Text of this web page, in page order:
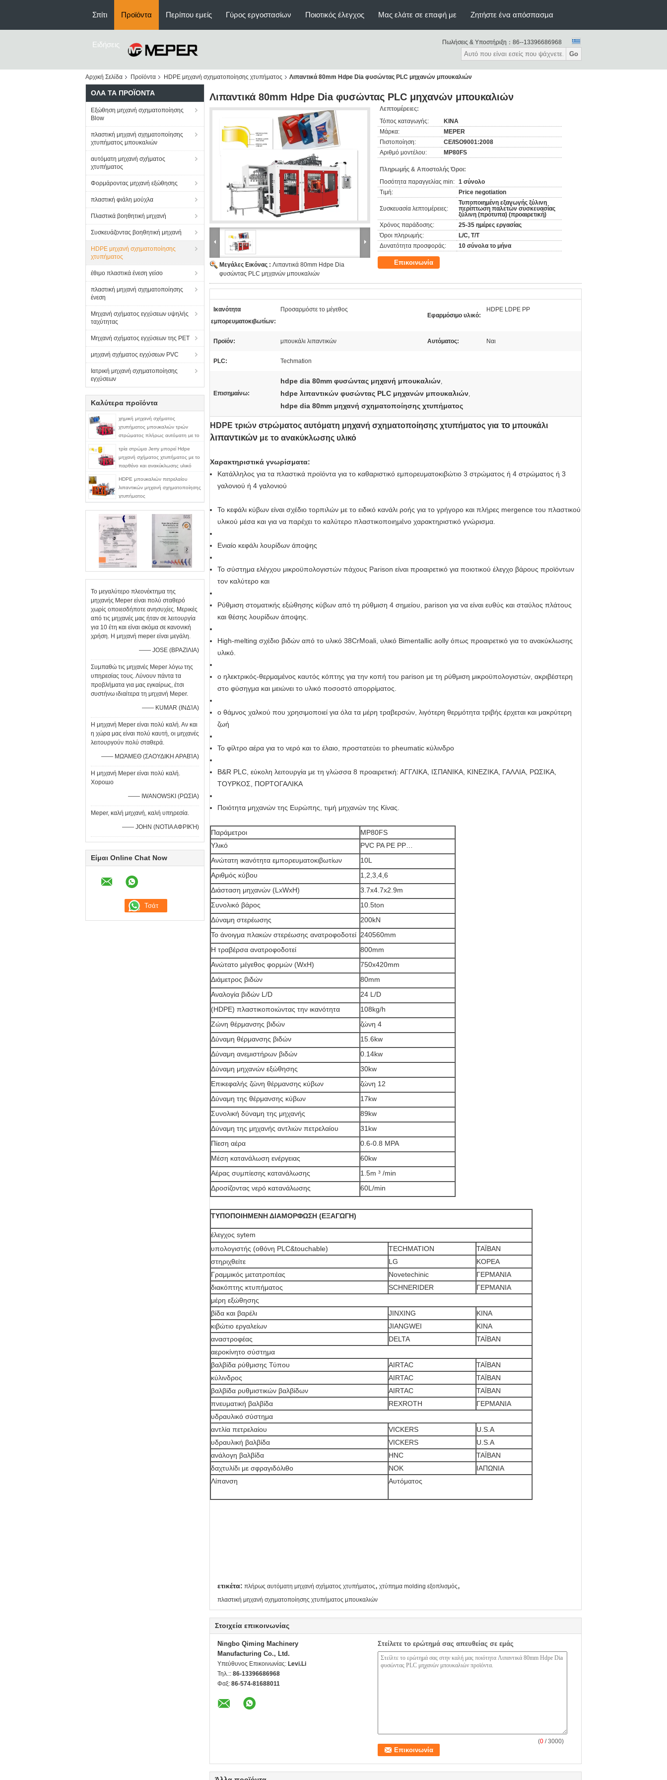
Σπίτι Προϊόντα Περίπου εμείς Γύρος εργοστασίων Ποιοτικός έλεγχος Μας ελάτε σε επαφή με Ζητήστε ένα απόσπασμα
Ειδήσεις Πωλήσεις & Υποστήριξη： 86--13396686968
Go
Αρχική Σελίδα Προϊόντα HDPE μηχανή σχηματοποίησης χτυπήματος Λιπαντικά 80mm Hdpe Dia φυσώντας PLC μηχανών μπουκαλιών
ΌΛΑ ΤΑ ΠΡΟΪΌΝΤΑ
Εξώθηση μηχανή σχηματοποίησης
Blow
πλαστική μηχανή σχηματοποίησης
χτυπήματος μπουκαλιών
αυτόματη μηχανή σχήματος
χτυπήματος
Φορμάροντας μηχανή εξώθησης
πλαστική φιάλη μούχλα
Πλαστικά βοηθητική μηχανή
Συσκευάζοντας βοηθητική μηχανή
HDPE μηχανή σχηματοποίησης
χτυπήματος
έθιμο πλαστικά ένεση γείσο
πλαστική μηχανή σχηματοποίησης
ένεση
Μηχανή σχήματος εγχύσεων υψηλής
ταχύτητας
Μηχανή σχήματος εγχύσεων της PET
μηχανή σχήματος εγχύσεων PVC
Ιατρική μηχανή σχηματοποίησης
εγχύσεων
Καλύτερα προϊόντα
χημική μηχανή σχήματος
χτυπήματος μπουκαλιών τριών
στρώματος πλήρως αυτόματη με το
τρία στρώμα Jerry μπορεί Hdpe
μηχανή σχήματος χτυπήματος με το
παρθένο και ανακύκλωσης υλικό
HDPE μπουκαλιών πετρελαίου
λιπαντικών μηχανή σχηματοποίησης
χτυπήματος
Το μεγαλύτερο πλεονέκτημα της
μηχανής Meper είναι πολύ σταθερό
χωρίς οποιεσδήποτε ανησυχίες. Μερικές
από τις μηχανές μας ήταν σε λειτουργία
για 10 έτη και είναι ακόμα σε κανονική
χρήση. Η μηχανή meper είναι μεγάλη.
—— JOSE (ΒΡΑΖΙΛΙΑ)
Συμπαθώ τις μηχανές Meper λόγω της
υπηρεσίας τους. Λύνουν πάντα τα
προβλήματα για μας εγκαίρως, έτσι
συστήνω ιδιαίτερα τη μηχανή Meper.
—— KUMAR (ΙΝΔΊΑ)
Η μηχανή Meper είναι πολύ καλή. Αν και
η χώρα μας είναι πολύ καυτή, οι μηχανές
λειτουργούν πολύ σταθερά.
—— ΜΩΆΜΕΘ (ΣΑΟΥΔΙΚΗ ΑΡΑΒΊΑ)
Η μηχανή Meper είναι πολύ καλή.
Хорошо
—— IWANOWSKI (ΡΩΣΙΑ)
Meper, καλή μηχανή, καλή υπηρεσία.
—— JOHN (ΝΟΤΙΑ ΑΦΡΙΚΉ)
Είμαι Online Chat Now
Λιπαντικά 80mm Hdpe Dia φυσώντας PLC μηχανών μπουκαλιών
Μεγάλες Εικόνας : Λιπαντικά 80mm Hdpe Dia
φυσώντας PLC μηχανών μπουκαλιών
Λεπτομέρειες:
Τόπος καταγωγής:
ΚΙΝΑ
Μάρκα:
MEPER
Πιστοποίηση:
CE/ISO9001:2008
Αριθμό μοντέλου:
MP80FS
Πληρωμής & Αποστολής Όροι:
Ποσότητα παραγγελίας min: 1 σύνολο
Τιμή:
Price negotiation
Συσκευασία λεπτομέρειες:
Τυποποιημένη εξαγωγής ξύλινη
περίπτωση παλετών συσκευασίας
ξύλινη (πρότυπα) (προαιρετική)
Χρόνος παράδοσης:
25-35 ημέρες εργασίας
Όροι πληρωμής:
L/C, T/T
Δυνατότητα προσφοράς:
10 σύνολα το μήνα
Επικοινωνία
Ικανότητα
εμπορευματοκιβωτίων:
Προσαρμόστε το μέγεθος
Εφαρμόσιμο υλικό:
HDPE LDPE PP
Προϊόν: μπουκάλι λιπαντικών Αυτόματος: Ναι
PLC: Techmation
Επισημαίνω:
hdpe dia 80mm φυσώντας μηχανή μπουκαλιών,
hdpe λιπαντικών φυσώντας PLC μηχανών μπουκαλιών,
hdpe dia 80mm μηχανή σχηματοποίησης χτυπήματος
HDPE τριών στρώματος αυτόματη μηχανή σχηματοποίησης χτυπήματος για το μπουκάλι
λιπαντικών με το ανακύκλωσης υλικό
Χαρακτηριστικά γνωρίσματα:
Κατάλληλος για τα πλαστικά προϊόντα για το καθαριστικό εμπορευματοκιβώτιο 3 στρώματος ή 4 στρώματος ή 3
γαλονιού ή 4 γαλονιού
Το κεφάλι κύβων είναι σχέδιο τορπιλών με το ειδικό κανάλι ροής για το γρήγορο και πλήρες mergence του πλαστικού
υλικού μέσα και για να παρέχει το καλύτερο πλαστικοποιημένο χαρακτηριστικό γνώρισμα.
Ενιαίο κεφάλι λουρίδων άποψης
Το σύστημα ελέγχου μικροϋπολογιστών πάχους Parison είναι προαιρετικό για ποιοτικού έλεγχο βάρους προϊόντων
τον καλύτερο και
Ρύθμιση στοματικής εξώθησης κύβων από τη ρύθμιση 4 σημείου, parison για να είναι ευθύς και σταύλος πλάτους
και θέσης λουρίδων άποψης.
High-melting σχέδιο βιδών από το υλικό 38CrMoali, υλικό Bimentallic aolly όπως προαιρετικό για το ανακύκλωσης
υλικό.
ο ηλεκτρικός-θερμαμένος καυτός κόπτης για την κοπή του parison με τη ρύθμιση μικροϋπολογιστών, ακριβέστερη
στο φύσηγμα και μειώνει το υλικό ποσοστό απορρίματος.
ο θάμνος χαλκού που χρησιμοποιεί για όλα τα μέρη τραβερσών, λιγότερη θερμότητα τριβής έρχεται και μακρύτερη
ζωή
Το φίλτρο αέρα για το νερό και το έλαιο, προστατεύει το pheumatic κύλινδρο
B&R PLC, εύκολη λειτουργία με τη γλώσσα 8 προαιρετική: ΑΓΓΛΙΚΑ, ΙΣΠΑΝΙΚΑ, ΚΙΝΕΖΙΚΑ, ΓΑΛΛΙΑ, ΡΩΣΙΚΑ,
ΤΟΥΡΚΟΣ, ΠΟΡΤΟΓΑΛΙΚΑ
Ποιότητα μηχανών της Ευρώπης, τιμή μηχανών της Κίνας.
Παράμετροι
MP80FS
Υλικό
PVC PA PE PP…
Ανώτατη ικανότητα εμπορευματοκιβωτίων
10L
Αριθμός κύβου
1,2,3,4,6
Διάσταση μηχανών (LxWxH)
3.7x4.7x2.9m
Συνολικό βάρος
10.5ton
Δύναμη στερέωσης
200kN
Το άνοιγμα πλακών στερέωσης ανατροφοδοτεί 240560mm
Η τραβέρσα ανατροφοδοτεί
800mm
Ανώτατο μέγεθος φορμών (WxH)
750x420mm
Διάμετρος βιδών
80mm
Αναλογία βιδών L/D
24 L/D
(HDPE) πλαστικοποιώντας την ικανότητα
108kg/h
Ζώνη θέρμανσης βιδών
ζώνη 4
Δύναμη θέρμανσης βιδών
15.6kw
Δύναμη ανεμιστήρων βιδών
0.14kw
Δύναμη μηχανών εξώθησης
30kw
Επικεφαλής ζώνη θέρμανσης κύβων
ζώνη 12
Δύναμη της θέρμανσης κύβων
17kw
Συνολική δύναμη της μηχανής
89kw
Δύναμη της μηχανής αντλιών πετρελαίου
31kw
Πίεση αέρα
0.6-0.8 MPA
Μέση κατανάλωση ενέργειας
60kw
Αέρας συμπίεσης κατανάλωσης
1.5m ³ /min
Δροσίζοντας νερό κατανάλωσης
60L/min
ΤΥΠΟΠΟΙΗΜΕΝΗ ΔΙΑΜΟΡΦΩΣΗ (ΕΞΑΓΩΓΗ)
έλεγχος sytem
υπολογιστής (οθόνη PLC&touchable)
TECHMATION
ΤΑΪΒΑΝ
στηριχθείτε
LG
ΚΟΡΕΑ
Γραμμικός μετατροπέας
Novetechinic
ΓΕΡΜΑΝΙΑ
διακόπτης κτυπήματος
SCHNERIDER
ΓΕΡΜΑΝΙΑ
μέρη εξώθησης
βίδα και βαρέλι
JINXING
ΚΙΝΑ
κιβώτιο εργαλείων
JIANGWEI
ΚΙΝΑ
αναστροφέας
DELTA
ΤΑΪΒΑΝ
αεροκίνητο σύστημα
βαλβίδα ρύθμισης Τύπου
AIRTAC
ΤΑΪΒΑΝ
κύλινδρος
AIRTAC
ΤΑΪΒΑΝ
βαλβίδα ρυθμιστικών βαλβίδων
AIRTAC
ΤΑΪΒΑΝ
πνευματική βαλβίδα
REXROTH
ΓΕΡΜΑΝΙΑ
υδραυλικό σύστημα
αντλία πετρελαίου
VICKERS
U.S.A
υδραυλική βαλβίδα
VICKERS
U.S.A
ανάλογη βαλβίδα
HNC
ΤΑΪΒΑΝ
δαχτυλίδι με σφραγιδόλιθο
NOK
ΙΑΠΩΝΙΑ
Λίπανση
Αυτόματος
ετικέτα: πλήρως αυτόματη μηχανή σχήματος χτυπήματος, χτύπημα molding εξοπλισμός,
πλαστική μηχανή σχηματοποίησης χτυπήματος μπουκαλιών
Στοιχεία επικοινωνίας
Ningbo Qiming Machinery
Manufacturing Co., Ltd.
Υπεύθυνος Επικοινωνίας: Levi.Li
Τηλ.:: 86-13396686968
Φαξ: 86-574-81688011
Στείλετε το ερώτημά σας απευθείας σε εμάς
(0 / 3000)